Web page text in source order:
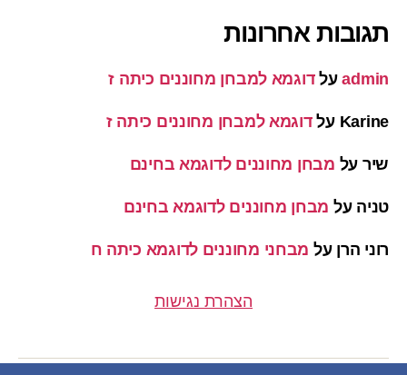
תגובות אחרונות
adminעלדוגמא למבחן מחוננים כיתה ז
Karine עלדוגמא למבחן מחוננים כיתה ז
שיר על מבחן מחוננים לדוגמא בחינם
טניה על מבחן מחוננים לדוגמא בחינם
רוני הרן על מבחני מחוננים לדוגמא כיתה ח
הצהרת נגישות